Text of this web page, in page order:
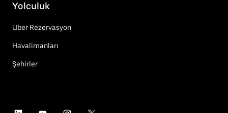
Yolculuk
Uber Rezervasyon
Havalimanları
Şehirler